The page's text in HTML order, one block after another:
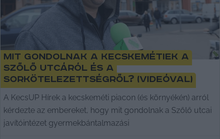
Mit gondolnak a kecskemétiek a
Szőlő utcáról és a
sorkötelezettségről? (videóval)
A KecsUP Hírek a kecskeméti piacon (és környékén) arról
kérdezte az embereket, hogy mit gondolnak a Szőlő utcai
javítóintézet gyermekbántalmazási